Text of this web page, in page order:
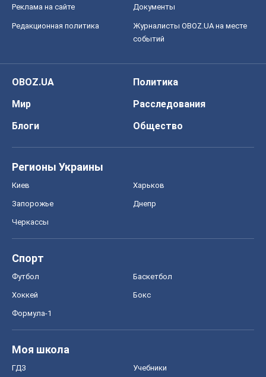
Реклама на сайте Документы
Редакционная политика
Журналисты OBOZ.UA на месте
событий
OBOZ.UA
Политика
Мир
Расследования
Блоги
Общество
Регионы Украины
Киев Харьков
Запорожье Днепр
Черкассы
Спорт
Футбол Баскетбол
Хоккей Бокс
Формула-1
Моя школа
ГДЗ Учебники